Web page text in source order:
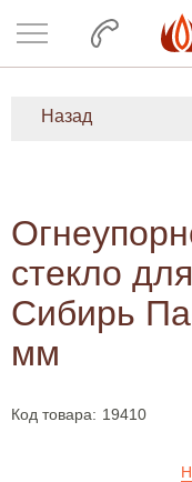
Назад
стекло
Сибирь
мм
Код товара: 19410